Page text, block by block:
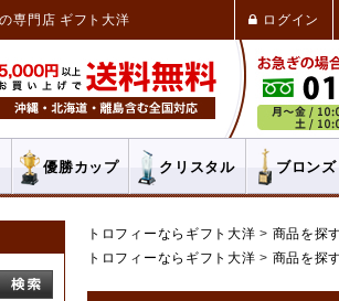
専門店 ギフト大洋 ログイン
優勝カップ クリスタル ブロンズ
トロフィーならギフト大洋 商品を探
トロフィーならギフト大洋
商品を探